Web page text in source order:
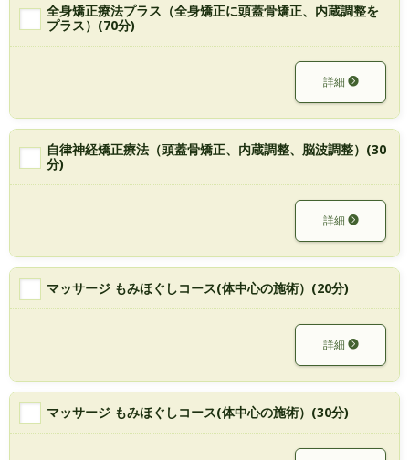
全身矯正療法プラス（全身矯正に頭蓋骨矯正、内蔵調整を
プラス）(70分)
詳細
自律神経矯正療法（頭蓋骨矯正、内蔵調整、脳波調整）(30
分)
詳細
マッサージ もみほぐしコース(体中心の施術）(20分)
詳細
マッサージ もみほぐしコース(体中心の施術）(30分)